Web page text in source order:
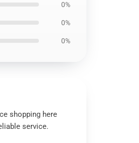
0%
0%
0%
shopping here
service.